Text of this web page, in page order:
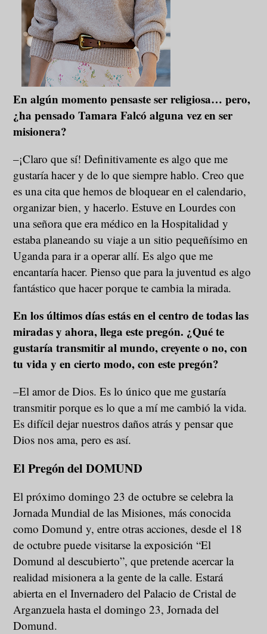
En algún momento pensaste ser religiosa… pero,
¿ha pensado Tamara Falcó alguna vez en ser
misionera?
–¡Claro que sí! Definitivamente es algo que me
gustaría hacer y de lo que siempre hablo. Creo que
es una cita que hemos de bloquear en el calendario,
organizar bien, y hacerlo. Estuve en Lourdes con
una señora que era médico en la Hospitalidad y
estaba planeando su viaje a un sitio pequeñísimo en
Uganda para ir a operar allí. Es algo que me
encantaría hacer. Pienso que para la juventud es algo
fantástico que hacer porque te cambia la mirada.
En los últimos días estás en el centro de todas las
miradas y ahora, llega este pregón. ¿Qué te
gustaría transmitir al mundo, creyente o no, con
tu vida y en cierto modo, con este pregón?
–El amor de Dios. Es lo único que me gustaría
transmitir porque es lo que a mí me cambió la vida.
Es difícil dejar nuestros daños atrás y pensar que
Dios nos ama, pero es así.
El Pregón del DOMUND
El próximo domingo 23 de octubre se celebra la
Jornada Mundial de las Misiones, más conocida
como Domund y, entre otras acciones, desde el 18
de octubre puede visitarse la exposición “El
Domund al descubierto”, que pretende acercar la
realidad misionera a la gente de la calle. Estará
abierta en el Invernadero del Palacio de Cristal de
Arganzuela hasta el domingo 23, Jornada del
Domund.